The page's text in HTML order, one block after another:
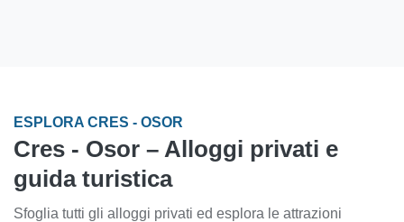
ESPLORA CRES - OSOR
Cres - Osor – Alloggi privati e
guida turistica
Sfoglia tutti gli alloggi privati ed esplora le attrazioni